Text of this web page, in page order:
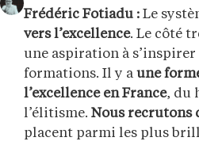
Frédéric Fotiadu : Le
vers l’excellence. Le côté
une aspiration à
formations. Il y a une
l’excellence en France, du
l’élitisme. Nous recrutons
placent parmi les plus